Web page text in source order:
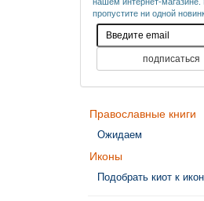
пропустите ни одной
Православные книги
Ожидаем
Иконы
Подобрать киот к